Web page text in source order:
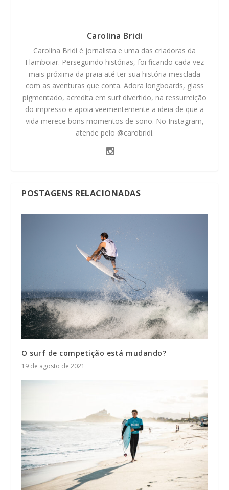
Carolina Bridi
Carolina Bridi é jornalista e uma das criadoras da
Flamboiar. Perseguindo histórias, foi ficando cada vez
mais próxima da praia até ter sua história mesclada
com as aventuras que conta. Adora longboards, glass
pigmentado, acredita em surf divertido, na ressurreição
do impresso e apoia veementemente a ideia de que a
vida merece bons momentos de sono. No Instagram,
atende pelo @carobridi.
POSTAGENS RELACIONADAS
O surf de competição está mudando?
19 de agosto de 2021